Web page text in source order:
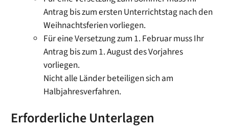
Antrag bis zum ersten Unterrichtstag nach den
Weihnachtsferien vorliegen.
Für eine Versetzung zum 1. Februar muss Ihr
Antrag bis zum 1. August des Vorjahres
vorliegen.
Nicht alle Länder beteiligen sich am
Halbjahresverfahren.
Erforderliche Unterlagen